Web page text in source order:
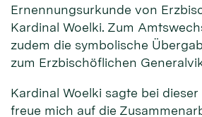
Ernennungsurkunde von
Kardinal Woelki. Zum
zudem die symbolische
zum Erzbischöflichen
Kardinal Woelki sagte bei dieser
freue mich auf die